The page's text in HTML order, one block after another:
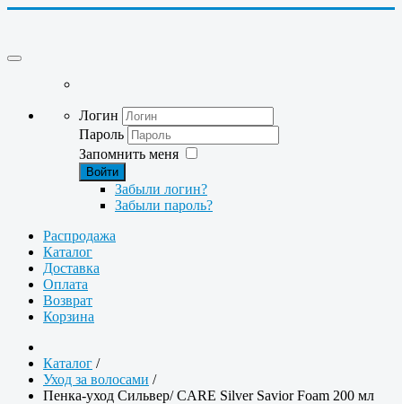
Логин
Пароль
Запомнить меня
Войти
Забыли логин?
Забыли пароль?
Распродажа
Каталог
Доставка
Оплата
Возврат
Корзина
Каталог /
Уход за волосами /
Пенка-уход Сильвер/ CARE Silver Savior Foam 200 мл